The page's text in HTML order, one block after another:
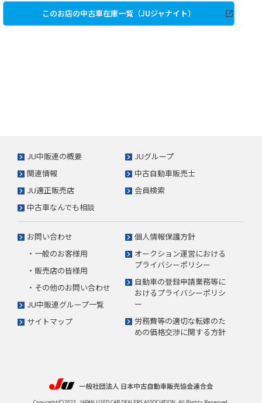
このお店の中古車在庫一覧（JUジャナイト）
JU中販連の概要
JUグループ
関連情報
中古自動車販売士
JU適正販売店
会員検索
中古車なんでも相談
お問い合わせ
・一般のお客様用
・販売店の皆様用
・その他のお問い合わせ
JU中販連グループ一覧
サイトマップ
個人情報保護方針
オークション運営における
プライバシーポリシー
自動車の登録申請業務等に
おけるプライバシーポリシ
ー
労務費等の適切な転嫁のた
めの価格交渉に関する方針